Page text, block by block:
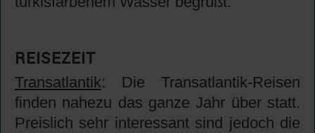
REISEZEIT
Transatlantik: Die Transatlantik-Reisen
finden nahezu das ganze Jahr über statt.
Preislich sehr interessant sind jedoch die